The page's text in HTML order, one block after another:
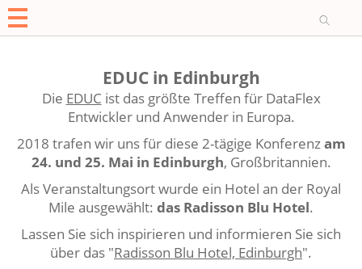
O
EDUC in Edinburgh
Die EDUC ist das größte Treffen für DataFlex
Entwickler und Anwender in Europa.
2018 trafen wir uns für diese 2-tägige Konferenzam
24. und 25. Mai in Edinburgh, Großbritannien.
Als Veranstaltungsort wurde ein Hotel an der Royal
Mile ausgewählt: das Radisson Blu Hotel.
Lassen Sie sich inspirieren und informieren Sie sich
über das "Radisson Blu Hotel, Edinburgh".